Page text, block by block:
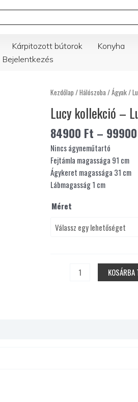
Kárpitozott bútorok Konyha
Bejelentkezés
Kezdőlap /Hálószoba/Ágyak/
Lucy kollekció –
84900 Ft – 99900
Nincs ágyneműtartó
Fejtámla magassága 91 cm
Ágykeret magassága 31 cm
Lábmagasság 1 cm
Méret
Lucy
-
Lucy
07
kárpitozott
ágy
mennyiség
KOSÁRBA